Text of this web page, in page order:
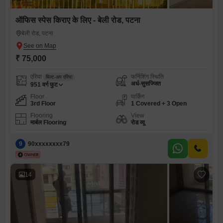
ऑफिस स्पेस किराए के लिए - बेली रोड, पटना
बेली रोड, पटना
₹ 75,000
एरिया बिल्ट-अप एरिया
951 वर्ग फुट
फर्निशिंग स्थिति
अर्ध-सुसज्जित
Floor
3rd Floor
पार्किंग
1 Covered + 3 Open
Flooring
मार्बल Flooring
View
रोड व्यू
9 90xxxxxxxx79
14